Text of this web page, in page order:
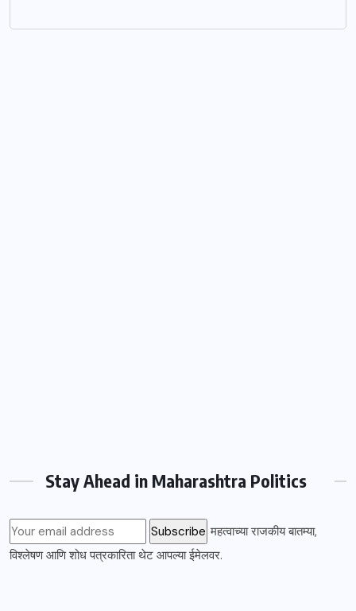
Stay Ahead in Maharashtra Politics
महत्वाच्या राजकीय बातम्या,
विश्लेषण आणि शोध पत्रकारिता थेट आपल्या ईमेलवर.